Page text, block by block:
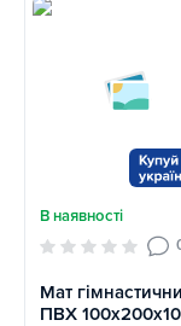
В наявності
Мат
ПВХ